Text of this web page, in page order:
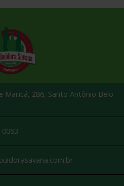
Maricá, 286, Santo Antônio Belo